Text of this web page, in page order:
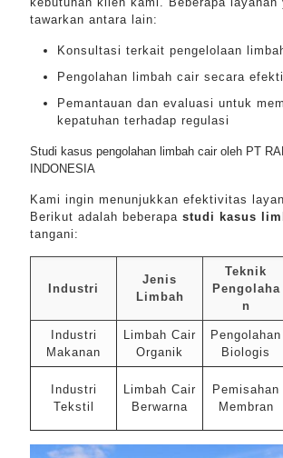
tawarkan antara lain:
Konsultasi terkait pengelolaan
Pengolahan limbah cair secara
Pemantauan dan evaluasi untuk
kepatuhan terhadap regulasi
Studi kasus pengolahan limbah cair oleh PT
INDONESIA
Kami ingin menunjukkan efektivitas
Berikut adalah beberapa studi kasus
tangani:
Industri
Jenis
Limbah
Teknik
Pengolaha
n
Industri
Makanan
Limbah Cair
Organik
Pengolahan
Biologis
Industri
Tekstil
Limbah Cair
Berwarna
Pemisahan
Membran